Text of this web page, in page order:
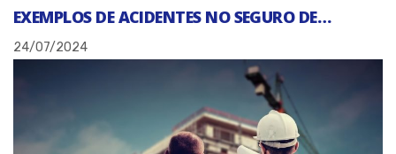
EXEMPLOS DE ACIDENTES NO SEGURO DE…
24/07/2024